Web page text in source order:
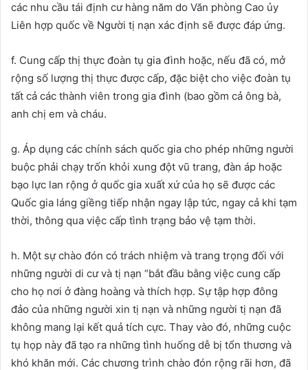
các nhu cầu tái định cư hàng năm do Văn phòng Cao ủy
Liên hợp quốc về Người tị nạn xác định sẽ được đáp ứng.
f. Cung cấp thị thực đoàn tụ gia đình hoặc, nếu đã có, mở
rộng số lượng thị thực được cấp, đặc biệt cho việc đoàn tụ
tất cả các thành viên trong gia đình (bao gồm cả ông bà,
anh chị em và cháu.
g. Áp dụng các chính sách quốc gia cho phép những người
buộc phải chạy trốn khỏi xung đột vũ trang, đàn áp hoặc
bạo lực lan rộng ở quốc gia xuất xứ của họ sẽ được các
Quốc gia láng giềng tiếp nhận ngay lập tức, ngay cả khi tạm
thời, thông qua việc cấp tình trạng bảo vệ tạm thời.
h. Một sự chào đón có trách nhiệm và trang trọng đối với
những người di cư và tị nạn “bắt đầu bằng việc cung cấp
cho họ nơi ở đàng hoàng và thích hợp. Sự tập hợp đông
đảo của những người xin tị nạn và những người tị nạn đã
không mang lại kết quả tích cực. Thay vào đó, những cuộc
tụ họp này đã tạo ra những tình huống dễ bị tổn thương và
khó khăn mới. Các chương trình chào đón rộng rãi hơn, đã